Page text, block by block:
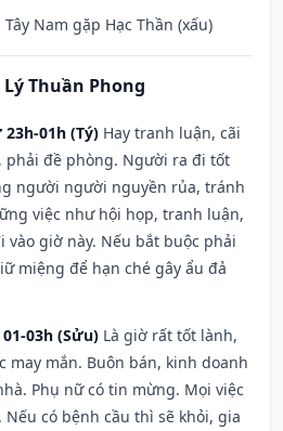
Nam gặp Hạc Thần (xấu)
Thuần Phong
01h (Tý) Hay tranh luận, cãi
phải đề phòng. Người ra đi tốt
người người nguyền rủa, tránh
việc như hội họp, tranh luận,
giờ này. Nếu bắt buộc phải
miệng để hạn ché gây ẩu đả
03h (Sửu) Là giờ rất tốt lành,
mắn. Buôn bán, kinh doanh
Phụ nữ có tin mừng. Mọi việc
có bệnh cầu thì sẽ khỏi, gia